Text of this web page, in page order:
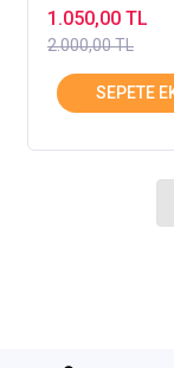
2.000,00 TL
1.050,00 TL